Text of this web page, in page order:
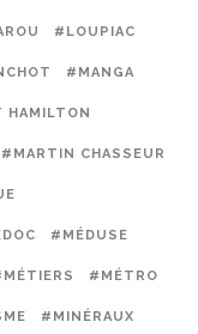
#LOUPIAC
#MANGA
HAMILTON
#MARTIN CHASSEUR
#MÉDUSE
#MÉTRO
#MINÉRAUX